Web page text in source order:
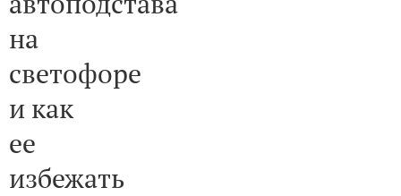
на
светофоре
и как
ее
избежать